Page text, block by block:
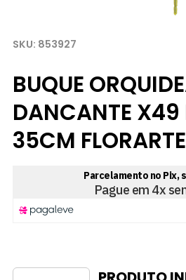
853927
BUQUE
DANCANTE
35CM FLORARTE